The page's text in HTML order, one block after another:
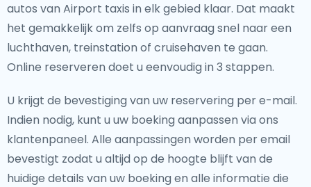
autos van Airport taxis in elk gebied klaar. Dat maakt
het gemakkelijk om zelfs op aanvraag snel naar een
luchthaven, treinstation of cruisehaven te gaan.
Online reserveren doet u eenvoudig in 3 stappen.
U krijgt de bevestiging van uw reservering per e-mail.
Indien nodig, kunt u uw boeking aanpassen via ons
klantenpaneel. Alle aanpassingen worden per email
bevestigt zodat u altijd op de hoogte blijft van de
huidige details van uw boeking en alle informatie die